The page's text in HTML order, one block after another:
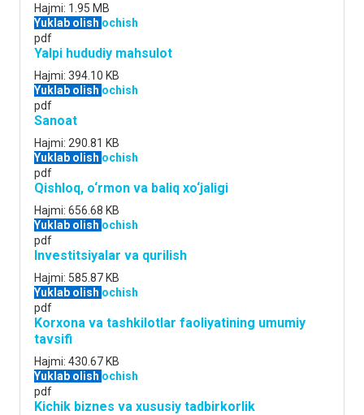
Hajmi: 1.95 MB
Yuklab olish ochish
pdf
Yalpi hududiy mahsulot
Hajmi: 394.10 KB
Yuklab olish ochish
pdf
Sanoat
Hajmi: 290.81 KB
Yuklab olish ochish
pdf
Qishloq, o‘rmon va baliq xo‘jaligi
Hajmi: 656.68 KB
Yuklab olish ochish
pdf
Investitsiyalar va qurilish
Hajmi: 585.87 KB
Yuklab olish ochish
pdf
Korxona va tashkilotlar faoliyatining umumiy
tavsifi
Hajmi: 430.67 KB
Yuklab olish ochish
pdf
Kichik biznes va xususiy tadbirkorlik